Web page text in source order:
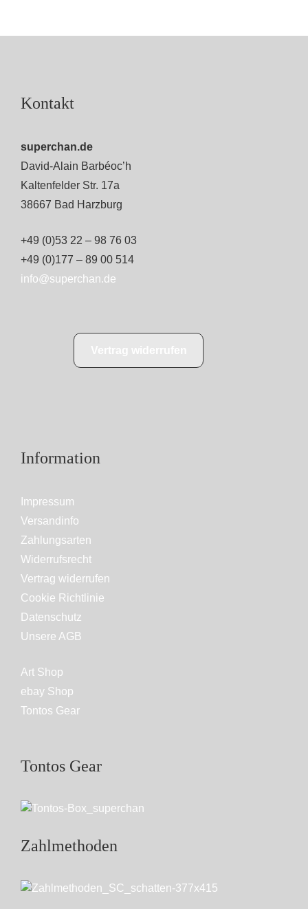
Kontakt
superchan.de
David-Alain Barbéoc’h
Kaltenfelder Str. 17a
38667 Bad Harzburg
+49 (0)53 22 – 98 76 03
+49 (0)177 – 89 00 514
info@superchan.de
Information
Impressum
Versandinfo
Zahlungsarten
Widerrufsrecht
Vertrag widerrufen
Cookie Richtlinie
Datenschutz
Unsere AGB
Art Shop
ebay Shop
Tontos Gear
Tontos Gear
Zahlmethoden